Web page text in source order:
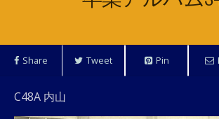
Share Tweet Pin
C48A 内山